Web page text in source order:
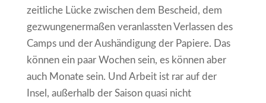
zeitliche Lücke zwischen dem Bescheid, dem
gezwungenermaßen veranlassten Verlassen des
Camps und der Aushändigung der Papiere. Das
können ein paar Wochen sein, es können aber
auch Monate sein. Und Arbeit ist rar auf der
Insel, außerhalb der Saison quasi nicht